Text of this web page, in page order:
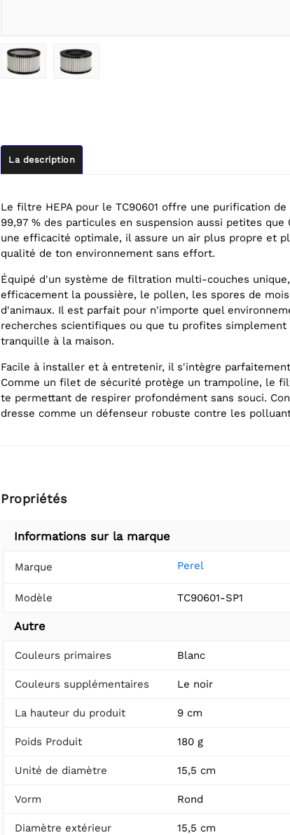
La description
Le filtre HEPA pour le TC90601 offre une purification
99,97 % des particules en suspension aussi petites que
une efficacité optimale, il assure un air plus propre et
qualité de ton environnement sans effort.
Équipé d'un système de filtration multi-couches
efficacement la poussière, le pollen, les spores de
d'animaux. Il est parfait pour n'importe quel
recherches scientifiques ou que tu profites
tranquille à la maison.
Facile à installer et à entretenir, il s'intègre
Comme un filet de sécurité protège un trampoline, le
te permettant de respirer profondément sans souci.
dresse comme un défenseur robuste contre les
Propriétés
Informations sur la marque
Marque Perel
Modèle TC90601-SP1
Autre
Couleurs primaires Blanc
Couleurs supplémentaires Le noir
La hauteur du produit 9 cm
Poids Produit 180 g
Unité de diamètre 15,5 cm
Vorm Rond
Diamètre extérieur 15,5 cm